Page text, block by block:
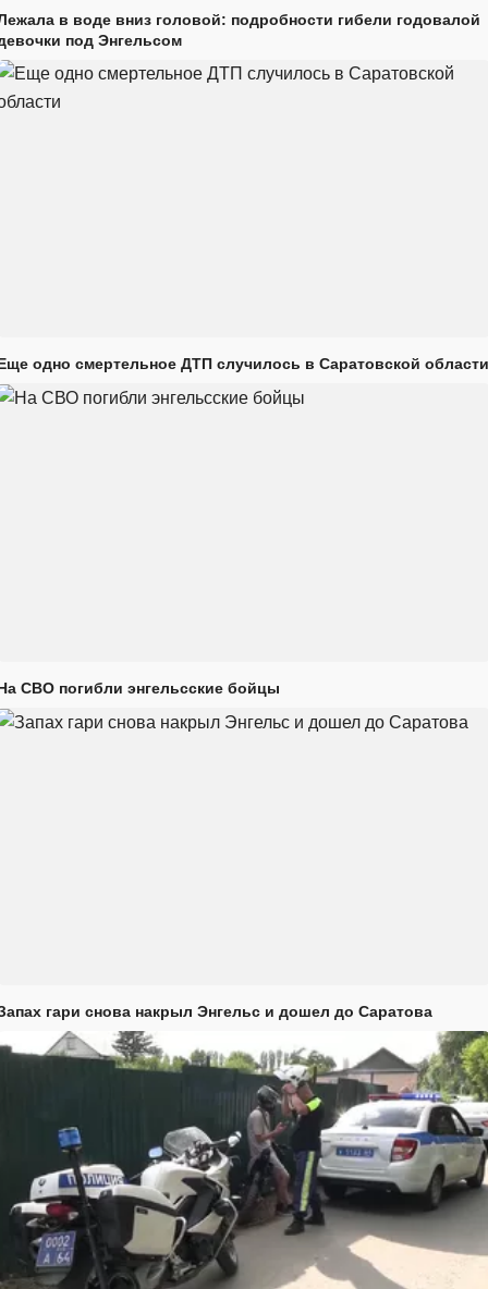
в воде вниз головой: подробности гибели годовалой
под Энгельсом
одно смертельное ДТП случилось в Саратовской области
СВО погибли энгельсские бойцы
гари снова накрыл Энгельс и дошел до Саратова